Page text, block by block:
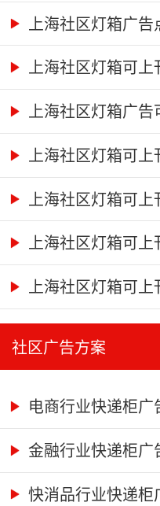
上海社区灯箱广告
上海社区灯箱可上
上海社区灯箱广告
上海社区灯箱可上
上海社区灯箱可上
上海社区灯箱可上
上海社区灯箱可上
社区广告方案
电商行业快递柜
金融行业快递柜广
快消品行业快递